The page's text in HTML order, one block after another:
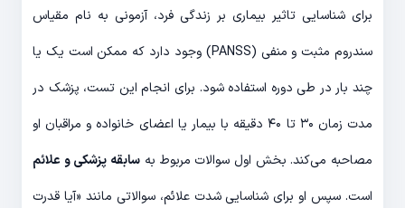
برای شناسایی تاثیر بیماری بر زندگی فرد، آزمونی به نام مقیاس
سندروم مثبت و منفی (PANSS) وجود دارد که ممکن است یک یا
چند بار در طی دوره استفاده شود. برای انجام این تست، پزشک در
مدت زمان ۳۰ تا ۴۰ دقیقه با بیمار یا اعضای خانواده و مراقبان او
مصاحبه می‌کند. بخش اول سوالات مربوط به سابقه پزشکی و علائم
است. سپس او برای شناسایی شدت علائم، سوالاتی مانند «آیا قدرت